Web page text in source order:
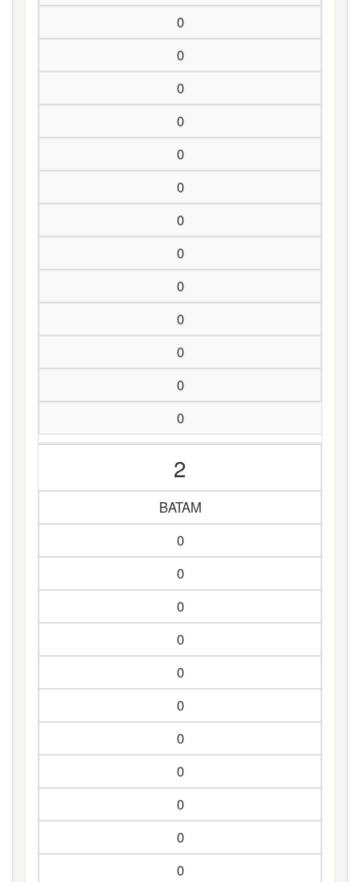
0
0
0
0
0
0
0
0
0
0
0
0
0
2
BATAM
0
0
0
0
0
0
0
0
0
0
0